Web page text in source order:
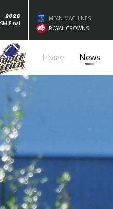
2026
SM-Final
MEAN MACHINES
ROYAL CROWNS
Home News